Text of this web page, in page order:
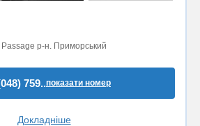
р-н. Приморський
759..показати номер
Докладніше